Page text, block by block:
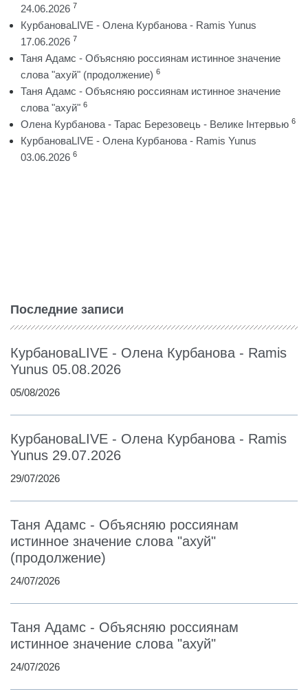
24.06.2026 7
КурбановаLIVE - Олена Курбанова - Ramis Yunus
17.06.2026 7
Таня Адамс - Объясняю россиянам истинное значение
слова "ахуй" (продолжение) 6
Таня Адамс - Объясняю россиянам истинное значение
слова "ахуй" 6
Олена Курбанова - Тарас Березовець - Велике Інтервью 6
КурбановаLIVE - Олена Курбанова - Ramis Yunus
03.06.2026 6
Последние записи
КурбановаLIVE - Олена Курбанова - Ramis
Yunus 05.08.2026
05/08/2026
КурбановаLIVE - Олена Курбанова - Ramis
Yunus 29.07.2026
29/07/2026
Таня Адамс - Объясняю россиянам
истинное значение слова "ахуй"
(продолжение)
24/07/2026
Таня Адамс - Объясняю россиянам
истинное значение слова "ахуй"
24/07/2026